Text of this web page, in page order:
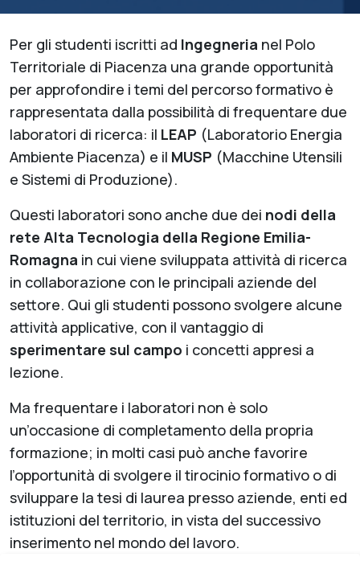
Per gli studenti iscritti ad Ingegneria nel Polo
Territoriale di Piacenza una grande opportunità
per approfondire i temi del percorso formativo è
rappresentata dalla possibilità di frequentare due
laboratori di ricerca: il LEAP (Laboratorio Energia
Ambiente Piacenza) e il MUSP (Macchine Utensili
e Sistemi di Produzione).
Questi laboratori sono anche due dei nodi della
rete Alta Tecnologia della Regione Emilia-
Romagna in cui viene sviluppata attività di ricerca
in collaborazione con le principali aziende del
settore. Qui gli studenti possono svolgere alcune
attività applicative, con il vantaggio di
sperimentare sul campo i concetti appresi a
lezione.
Ma frequentare i laboratori non è solo
un’occasione di completamento della propria
formazione; in molti casi può anche favorire
l’opportunità di svolgere il tirocinio formativo o di
sviluppare la tesi di laurea presso aziende, enti ed
istituzioni del territorio, in vista del successivo
inserimento nel mondo del lavoro.